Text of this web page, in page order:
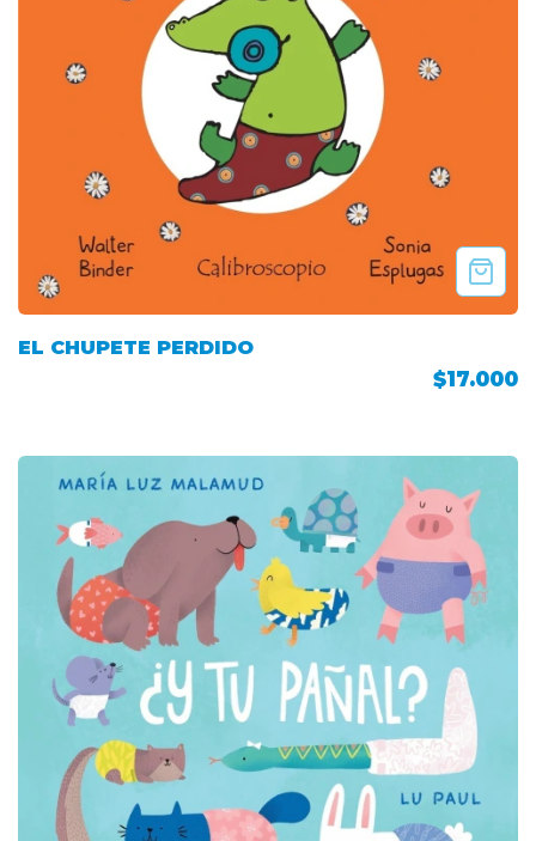
EL CHUPETE PERDIDO
$17.000